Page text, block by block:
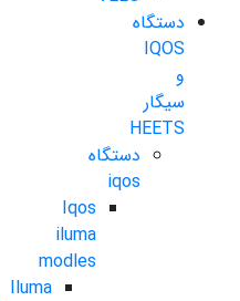
دستگاه
IQOS
و
سیگار
HEETS
دستگاه
iqos
Iqos
iluma
modles
Iluma